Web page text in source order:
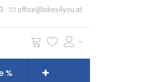
office@bikes4you.at
%